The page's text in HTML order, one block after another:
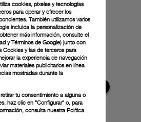
cookies, píxeles y tecnologías
para operar y ofrecer los
También utilizamos varios
incluida la personalización de
más información, consulte el
y Términos de Google) junto con
Cookies y las de terceros para
la experiencia de navegación
materiales publicitarios en línea
mostradas durante la
tu consentimiento a alguna o
haz clic en "Configurar" o, para
consulta nuestra Política